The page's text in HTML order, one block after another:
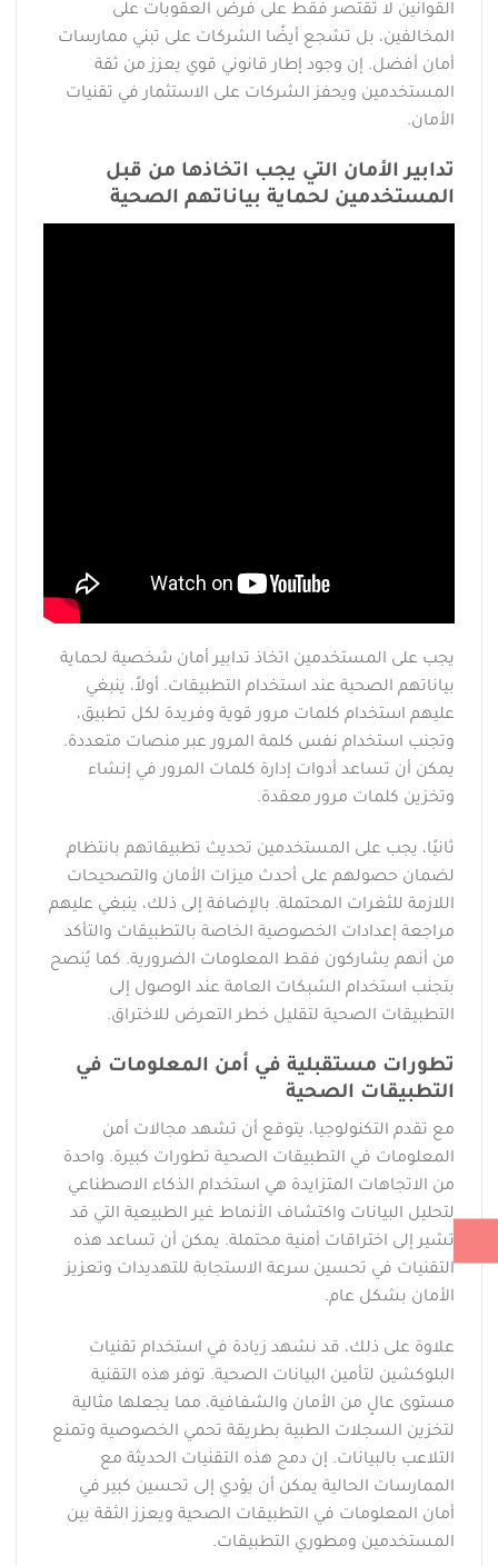
القوانين لا تقتصر فقط على فرض العقوبات على
المخالفين، بل تشجع أيضًا الشركات على تبني ممارسات
أمان أفضل. إن وجود إطار قانوني قوي يعزز من ثقة
المستخدمين ويحفز الشركات على الاستثمار في تقنيات
الأمان.
تدابير الأمان التي يجب اتخاذها من قبل
المستخدمين لحماية بياناتهم الصحية
يجب على المستخدمين اتخاذ تدابير أمان شخصية لحماية
بياناتهم الصحية عند استخدام التطبيقات. أولاً، ينبغي
عليهم استخدام كلمات مرور قوية وفريدة لكل تطبيق،
وتجنب استخدام نفس كلمة المرور عبر منصات متعددة.
يمكن أن تساعد أدوات إدارة كلمات المرور في إنشاء
وتخزين كلمات مرور معقدة.
ثانيًا، يجب على المستخدمين تحديث تطبيقاتهم بانتظام
لضمان حصولهم على أحدث ميزات الأمان والتصحيحات
اللازمة للثغرات المحتملة. بالإضافة إلى ذلك، ينبغي عليهم
مراجعة إعدادات الخصوصية الخاصة بالتطبيقات والتأكد
من أنهم يشاركون فقط المعلومات الضرورية. كما يُنصح
بتجنب استخدام الشبكات العامة عند الوصول إلى
التطبيقات الصحية لتقليل خطر التعرض للاختراق.
تطورات مستقبلية في أمن المعلومات في
التطبيقات الصحية
مع تقدم التكنولوجيا، يتوقع أن تشهد مجالات أمن
المعلومات في التطبيقات الصحية تطورات كبيرة. واحدة
من الاتجاهات المتزايدة هي استخدام الذكاء الاصطناعي
لتحليل البيانات واكتشاف الأنماط غير الطبيعية التي قد
تشير إلى اختراقات أمنية محتملة. يمكن أن تساعد هذه
التقنيات في تحسين سرعة الاستجابة للتهديدات وتعزيز
الأمان بشكل عام.
علاوة على ذلك، قد نشهد زيادة في استخدام تقنيات
البلوكشين لتأمين البيانات الصحية. توفر هذه التقنية
مستوى عالٍ من الأمان والشفافية، مما يجعلها مثالية
لتخزين السجلات الطبية بطريقة تحمي الخصوصية وتمنع
التلاعب بالبيانات. إن دمج هذه التقنيات الحديثة مع
الممارسات الحالية يمكن أن يؤدي إلى تحسين كبير في
أمان المعلومات في التطبيقات الصحية ويعزز الثقة بين
المستخدمين ومطوري التطبيقات.